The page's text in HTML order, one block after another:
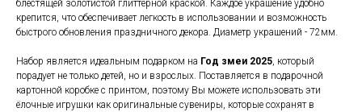
блестящей золотистой глиттерной краской. Каждое украшение удобно
крепится, что обеспечивает легкость в использовании и возможность
быстрого обновления праздничного декора. Диаметр украшений - 72мм.
Набор является идеальным подарком на Год змеи 2025, который
порадует не только детей, но и взрослых. Поставляется в подарочной
картонной коробке с принтом, поэтому Вы можете использовать эти
ёлочные игрушки как оригинальные сувениры, которые сохранят в